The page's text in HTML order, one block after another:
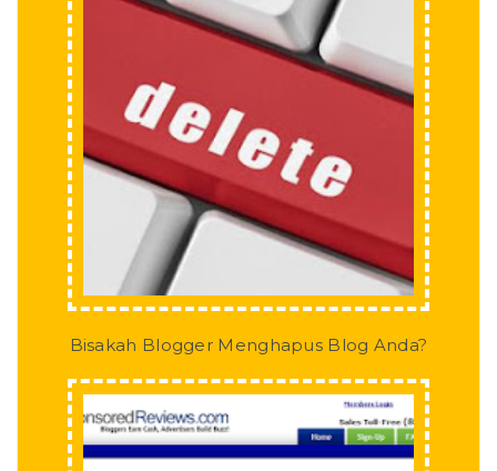
Bisakah Blogger Menghapus Blog Anda?